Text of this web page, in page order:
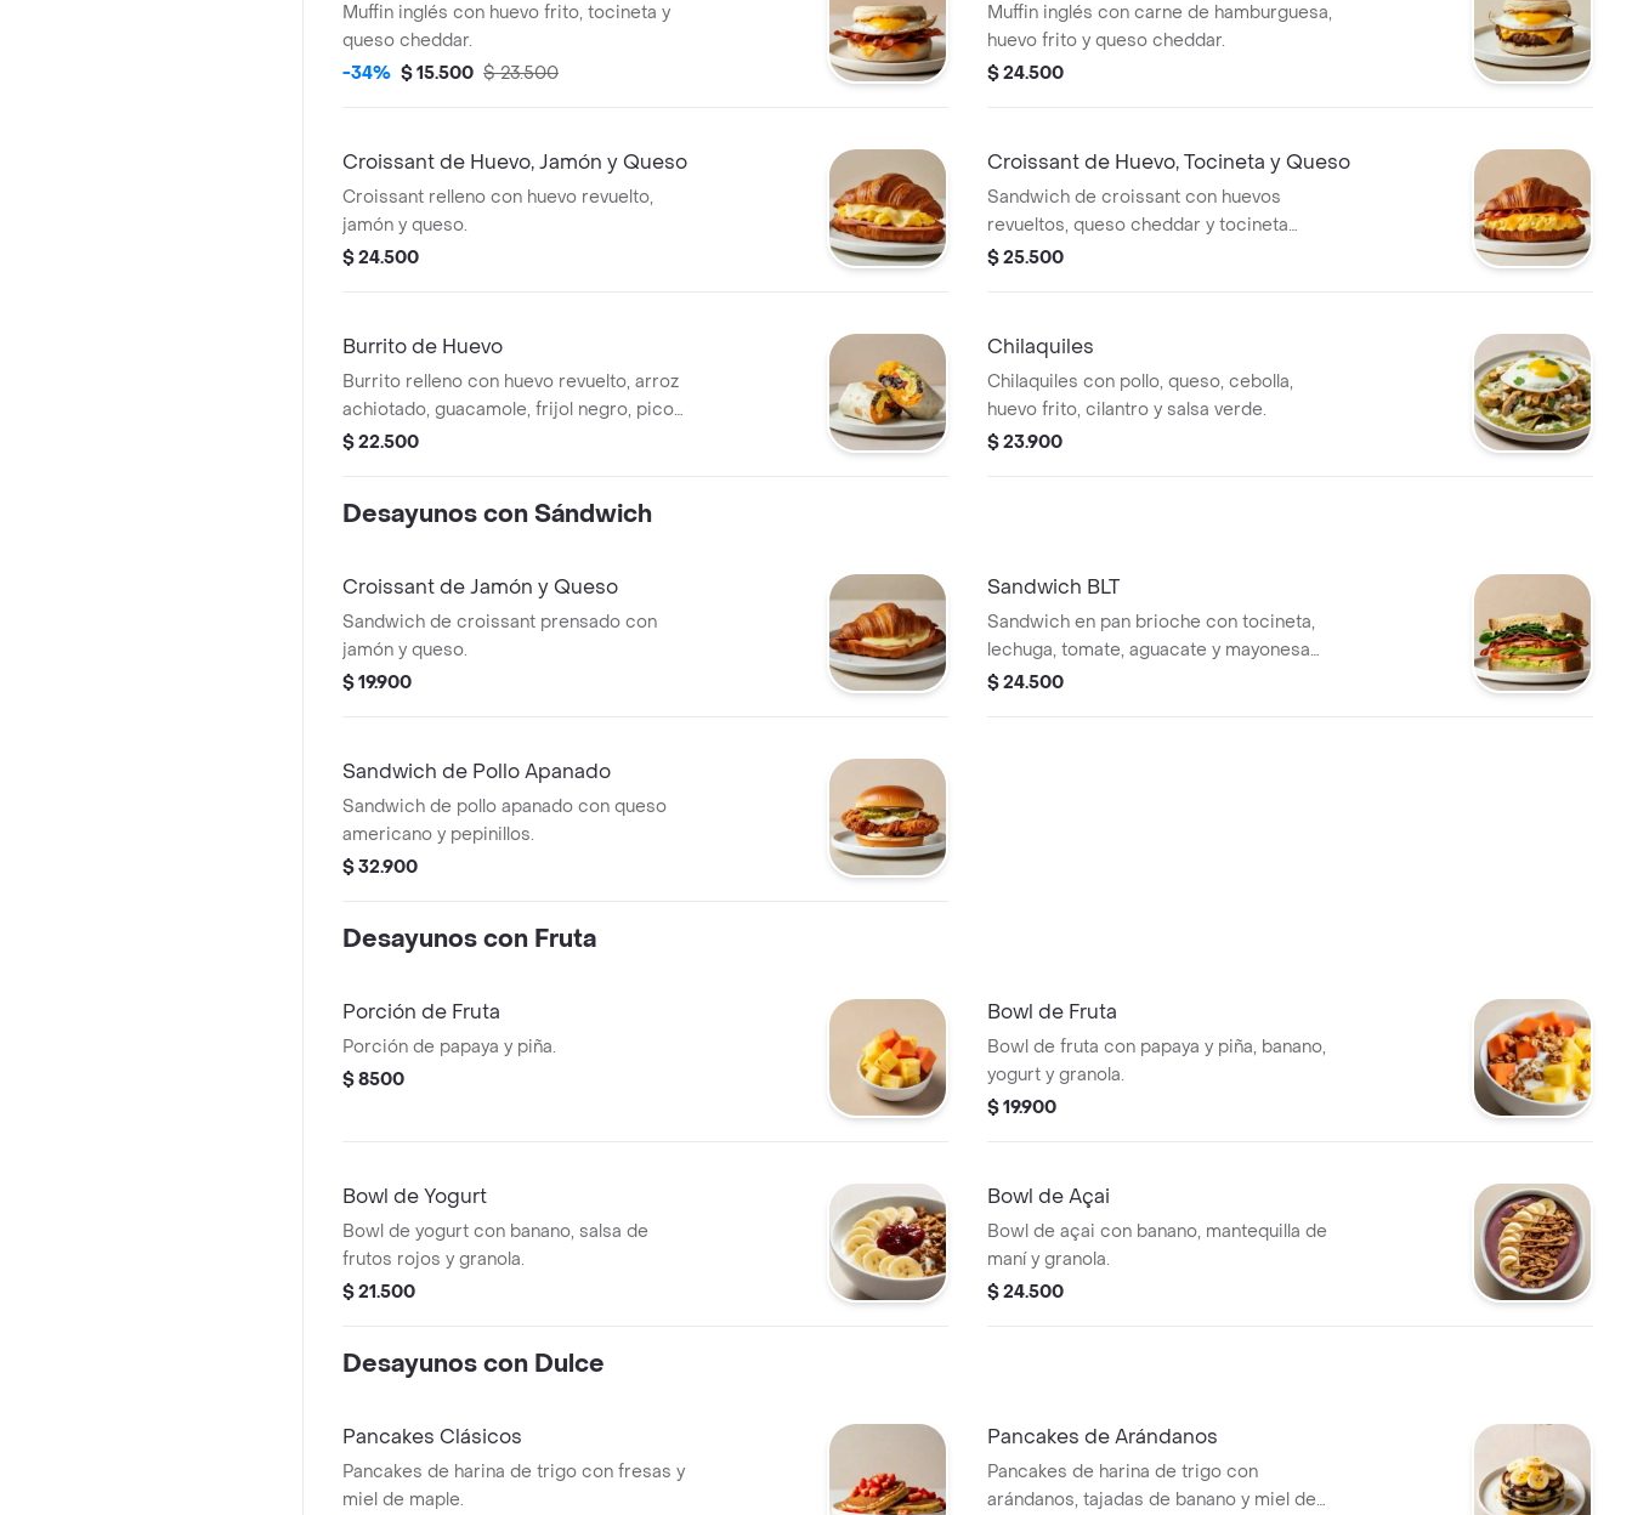
Muffin inglés con huevo frito, tocineta y
queso cheddar.
-34% $ 15.500 $ 23.500
Muffin inglés con carne de hamburguesa,
huevo frito y queso cheddar.
$ 24.500
Croissant de Huevo, Jamón y Queso
Croissant relleno con huevo revuelto,
jamón y queso.
$ 24.500
Croissant de Huevo, Tocineta y Queso
Sandwich de croissant con huevos
revueltos, queso cheddar y tocineta
crocante.
$ 25.500
Burrito de Huevo
Burrito relleno con huevo revuelto, arroz
achiotado, guacamole, frijol negro, pico
de gallo, queso y salsa verde.
$ 22.500
Chilaquiles
Chilaquiles con pollo, queso, cebolla,
huevo frito, cilantro y salsa verde.
$ 23.900
Desayunos con Sándwich
Croissant de Jamón y Queso
Sandwich de croissant prensado con
jamón y queso.
$ 19.900
Sandwich BLT
Sandwich en pan brioche con tocineta,
lechuga, tomate, aguacate y mayonesa
picante.
$ 24.500
Sandwich de Pollo Apanado
Sandwich de pollo apanado con queso
americano y pepinillos.
$ 32.900
Desayunos con Fruta
Porción de Fruta
Porción de papaya y piña.
$ 8500
Bowl de Fruta
Bowl de fruta con papaya y piña, banano,
yogurt y granola.
$ 19.900
Bowl de Yogurt
Bowl de yogurt con banano, salsa de
frutos rojos y granola.
$ 21.500
Bowl de Açai
Bowl de açai con banano, mantequilla de
maní y granola.
$ 24.500
Desayunos con Dulce
Pancakes Clásicos
Pancakes de harina de trigo con fresas y
miel de maple.
Pancakes de Arándanos
Pancakes de harina de trigo con
arándanos, tajadas de banano y miel de